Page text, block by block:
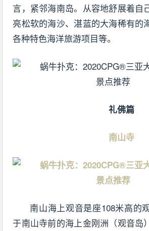
言，紧邻海南岛。从容地舒展着自
亮松软的海沙、湛蓝的大海稀有的
各种特色海洋旅游项目等。
礼佛篇
南山寺
南山海上观音是座108米高的
于南山寺前的海上金刚洲（观音岛